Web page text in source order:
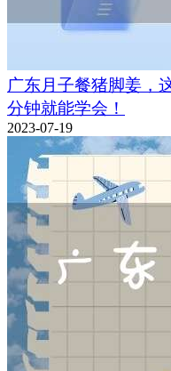
广东月子餐猪脚姜，
分钟就能学会！
2023-07-19